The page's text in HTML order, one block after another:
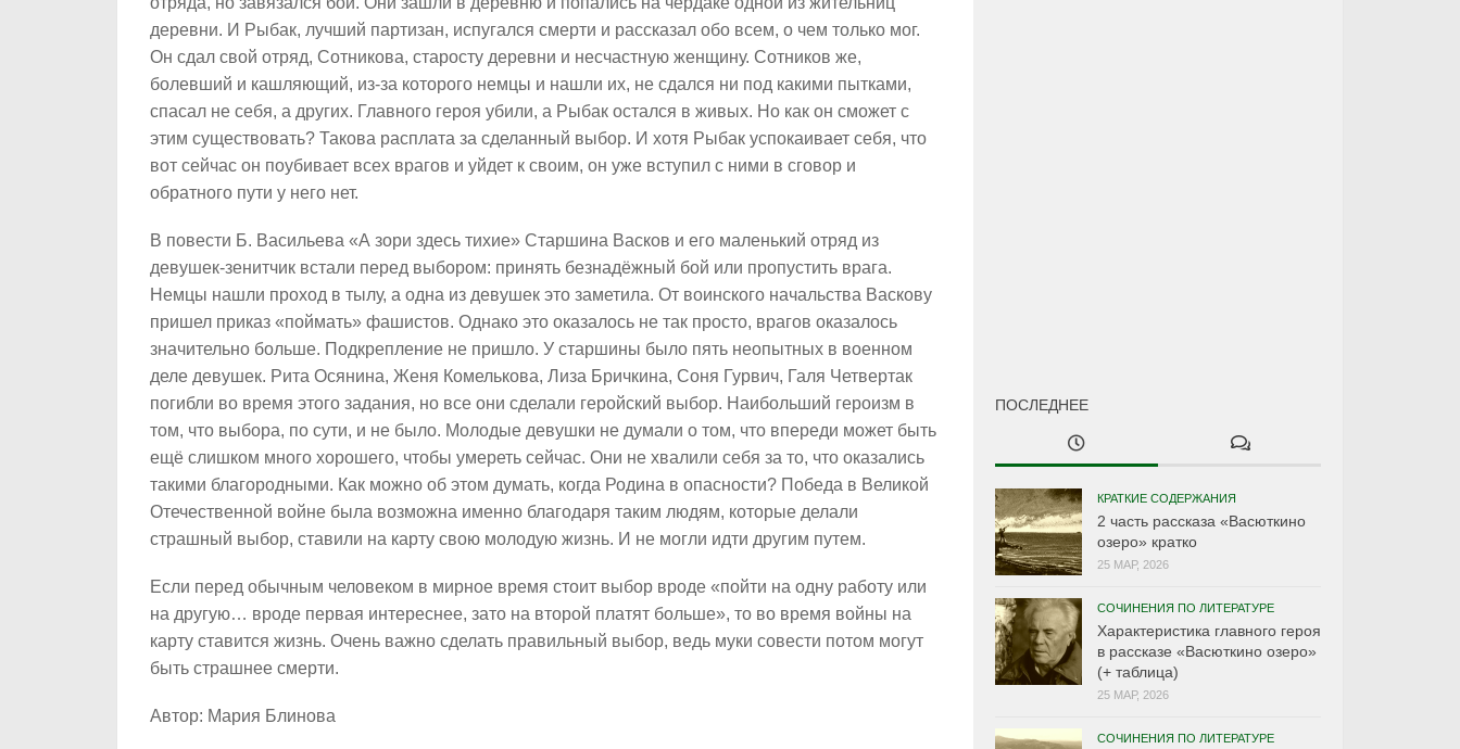
деревни. И Рыбак, лучший партизан, испугался смерти и рассказал обо всем, о чем только мог.
Он сдал свой отряд, Сотникова, старосту деревни и несчастную женщину. Сотников же,
болевший и кашляющий, из-за которого немцы и нашли их, не сдался ни под какими пытками,
спасал не себя, а других. Главного героя убили, а Рыбак остался в живых. Но как он сможет с
этим существовать? Такова расплата за сделанный выбор. И хотя Рыбак успокаивает себя, что
вот сейчас он поубивает всех врагов и уйдет к своим, он уже вступил с ними в сговор и
обратного пути у него нет.
В повести Б. Васильева «А зори здесь тихие» Старшина Васков и его маленький отряд из
девушек-зенитчик встали перед выбором: принять безнадёжный бой или пропустить врага.
Немцы нашли проход в тылу, а одна из девушек это заметила. От воинского начальства Васкову
пришел приказ «поймать» фашистов. Однако это оказалось не так просто, врагов оказалось
значительно больше. Подкрепление не пришло. У старшины было пять неопытных в военном
деле девушек. Рита Осянина, Женя Комелькова, Лиза Бричкина, Соня Гурвич, Галя Четвертак
погибли во время этого задания, но все они сделали геройский выбор. Наибольший героизм в
том, что выбора, по сути, и не было. Молодые девушки не думали о том, что впереди может быть
ещё слишком много хорошего, чтобы умереть сейчас. Они не хвалили себя за то, что оказались
такими благородными. Как можно об этом думать, когда Родина в опасности? Победа в Великой
Отечественной войне была возможна именно благодаря таким людям, которые делали
страшный выбор, ставили на карту свою молодую жизнь. И не могли идти другим путем.
Если перед обычным человеком в мирное время стоит выбор вроде «пойти на одну работу или
на другую… вроде первая интереснее, зато на второй платят больше», то во время войны на
карту ставится жизнь. Очень важно сделать правильный выбор, ведь муки совести потом могут
быть страшнее смерти.
Автор: Мария Блинова
ПОСЛЕДНЕЕ
КРАТКИЕ СОДЕРЖАНИЯ
2 часть рассказа «Васюткино
озеро» кратко
25 МАР, 2026
СОЧИНЕНИЯ ПО ЛИТЕРАТУРЕ
Характеристика главного героя
в рассказе «Васюткино озеро»
(+ таблица)
25 МАР, 2026
СОЧИНЕНИЯ ПО ЛИТЕРАТУРЕ